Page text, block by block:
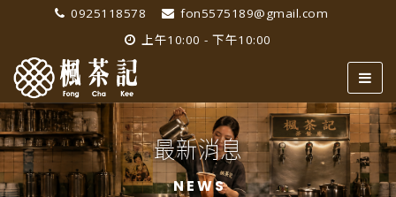
0925118578
fon5575189@gmail.com
上午10:00 - 下午10:00
最新消息
NEWS